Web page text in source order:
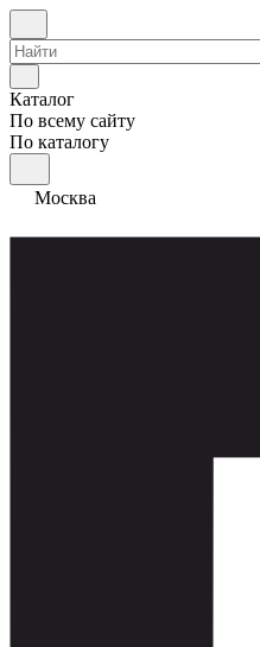
Каталог
По всему сайту
По каталогу
Москва